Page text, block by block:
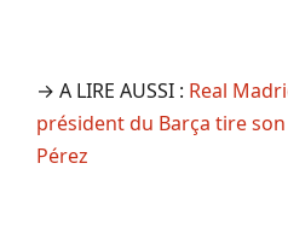
→ A LIRE AUSSI : Real
président du Barça tire
Pérez